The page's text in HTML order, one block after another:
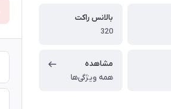
بالانس راکت
320
مشاهده
همه ویژگی‌ها